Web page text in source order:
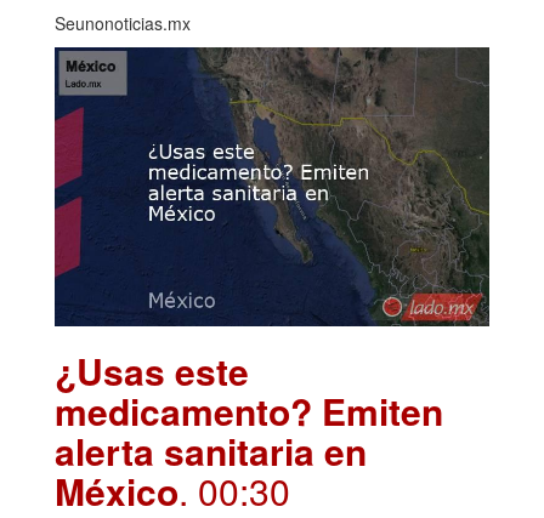
Seunonoticias.mx
¿Usas este
medicamento? Emiten
alerta sanitaria en
México. 00:30